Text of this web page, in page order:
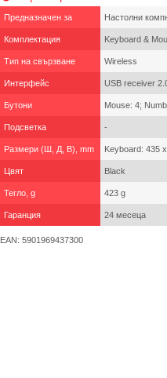
Предназначен за Настолни
Комплектация Keyboard &
Тип на свързване Wireless
Интерфейс USB receiver
Бутони Mouse: 4;
Подсветка -
Размери (Ш, Д, В), mm Keyboard: 435
Цвят Black
Тегло, g 423 g
Гаранция 24 месеца
EAN: 5901969437300